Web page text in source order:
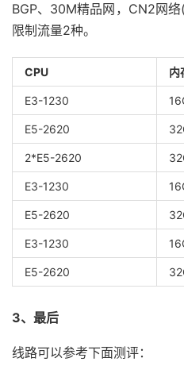
BGP、30M精品网，CN2网
限制流量2种。
CPU 内
E3-1230
E5-2620
2*E5-2620
E3-1230
E5-2620
E3-1230
E5-2620
3、最后
线路可以参考下面测评：